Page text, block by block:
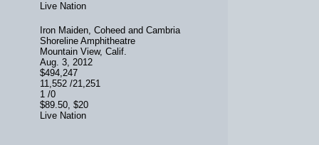
Live Nation
Iron Maiden, Coheed and Cambria
Shoreline Amphitheatre
Mountain View, Calif.
Aug. 3, 2012
$494,247
11,552 /21,251
1 /0
$89.50, $20
Live Nation